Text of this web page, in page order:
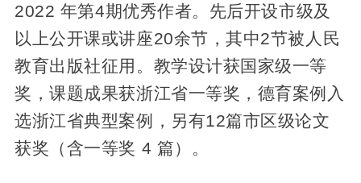
2022 年第4期优秀作者。先后开设市级及
以上公开课或讲座20余节，其中2节被人民
教育出版社征用。教学设计获国家级一等
奖，课题成果获浙江省一等奖，德育案例入
选浙江省典型案例，另有12篇市区级论文
获奖（含一等奖 4 篇）。